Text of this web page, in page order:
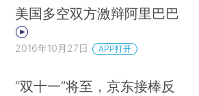
美国多空双方激辩阿里巴巴
2016年10月27日 APP打开
“双十一”将至，京东接棒反